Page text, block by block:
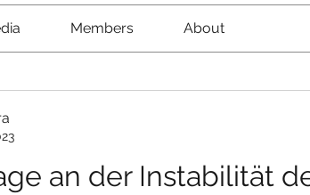
Members About
an der Instabilität